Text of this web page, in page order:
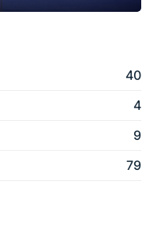
40
4
9
79